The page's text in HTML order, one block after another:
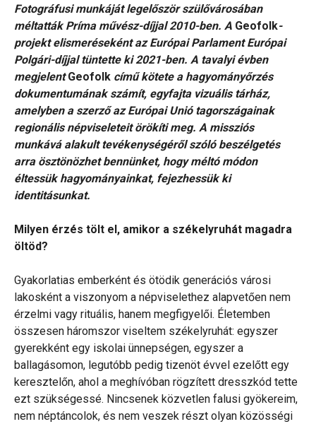
Fotográfusi munkáját legelőször szülővárosában
méltatták Príma művész-díjjal 2010-ben. A Geofolk-
projekt elismeréseként az Európai Parlament Európai
Polgári-díjjal tüntette ki 2021-ben. A tavalyi évben
megjelentGeofolk című kötete a hagyományőrzés
dokumentumának számít, egyfajta vizuális tárház,
amelyben a szerző az Európai Unió tagországainak
regionális népviseleteit örökíti meg. A missziós
munkává alakult tevékenységéről szóló beszélgetés
arra ösztönözhet bennünket, hogy méltó módon
éltessük hagyományainkat, fejezhessük ki
identitásunkat.
Milyen érzés tölt el, amikor a székelyruhát magadra
öltöd?
Gyakorlatias emberként és ötödik generációs városi
lakosként a viszonyom a népviselethez alapvetően nem
érzelmi vagy rituális, hanem megfigyelői. Életemben
összesen háromszor viseltem székelyruhát: egyszer
gyerekként egy iskolai ünnepségen, egyszer a
ballagásomon, legutóbb pedig tizenöt évvel ezelőtt egy
keresztelőn, ahol a meghívóban rögzített dresszkód tette
ezt szükségessé. Nincsenek közvetlen falusi gyökereim,
nem néptáncolok, és nem veszek részt olyan közösségi